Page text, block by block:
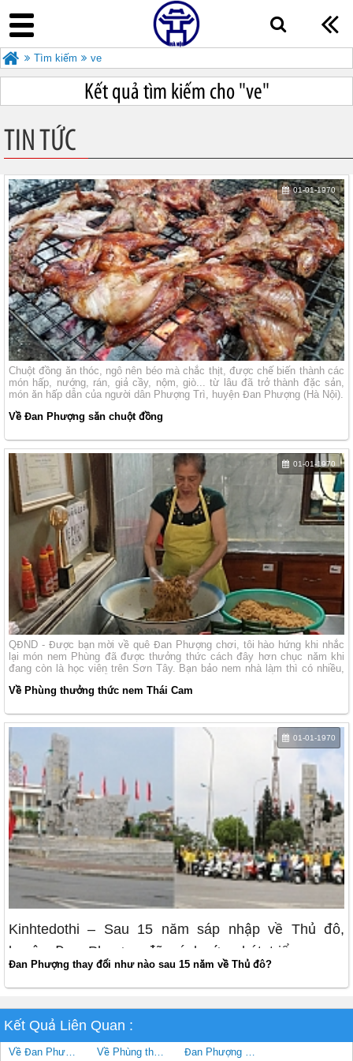
Tìm kiếm ve
Kết quả tìm kiếm cho "ve"
TIN TỨC
01-01-1970
Về Đan Phượng săn chuột đồng
Chuột đồng ăn thóc, ngô nên béo mà chắc thịt, được chế biến thành các
món hấp, nướng, rán, giả cầy, nộm, giò... từ lâu đã trở thành đặc sản,
món ăn hấp dẫn của người dân Phượng Trì, huyện Đan Phượng (Hà Nội).
01-01-1970
Về Phùng thưởng thức nem Thái Cam
QĐND - Được bạn mời về quê Đan Phượng chơi, tôi hào hứng khi nhắc
lại món nem Phùng đã được thưởng thức cách đây hơn chục năm khi
đang còn là học viên trên Sơn Tây. Bạn bảo nem nhà làm thì có nhiều,
01-01-1970
Đan Phượng thay đổi như nào sau 15 năm về Thủ đô?
Kinhtedothi – Sau 15 năm sáp nhập về Thủ đô,
huyện Đan Phượng đã có bước phát triển ngoạn
mục, vươn lên dẫn đầu Thành phố Hà Nội về xây
quận của Thủ đô.
Kết Quả Liên Quan :
Về Đan Phượng săn chuột đồng Về Phùng thưởng thức nem Thái Cam Đan Phượng thay đổi như nào sau 15 năm về Thủ đô?